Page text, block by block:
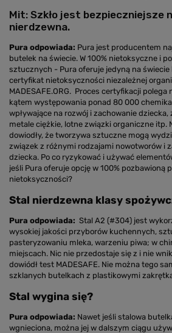
Mit: Szkło jest bezpieczniejsze
nierdzewna.
Pura odpowiada: Pura jest producentem
butelek na świecie. W 100% nietoksyczne i
sztucznych - Pura oferuje jedyną na świecie
certyfikat nietoksyczności niezależnej
MADESAFE.ORG. Proces certyfikacji
kątem występowania ponad 80 000
wpływające na rozwój i zachowanie
metale ciężkie, lotne związki organiczne itp.
dowiodły, że tworzywa sztuczne mogą
związek z różnymi rodzajami nowotworów i
dziecka. Po co ryzykować i używać
jeśli Pura oferuje opcję w 100% pozbawioną
nietoksyczności?
Stal nierdzewna klasy
Pura odpowiada: Stal A2 (#304) jest
wysokiej jakości przyborów kuchennych,
pasteryzowaniu mleka, warzeniu piwa; w
miejscach. Nic nie przedostaje się z i nie
dowiódł test MADESAFE. Nie można tego
szklanych butelkach z plastikowymi
Stal wygina się?
Pura odpowiada: Nawet jeśli stalowa
wgnieciona, można jej w dalszym ciągu